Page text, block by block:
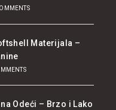
Materijala –
Odeći – Brzo i Lako